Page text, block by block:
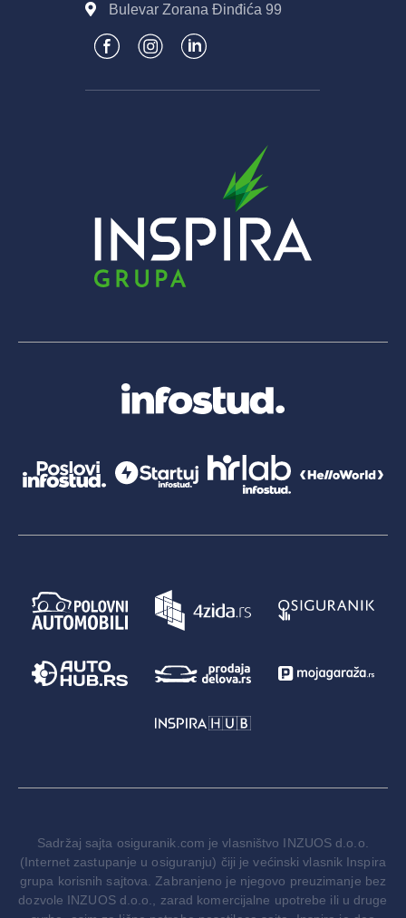
Bulevar Zorana Đinđića 99
Sadržaj sajta osiguranik.com je vlasništvo INZUOS d.o.o.
(Internet zastupanje u osiguranju) čiji je većinski vlasnik Inspira
grupa korisnih sajtova. Zabranjeno je njegovo preuzimanje bez
dozvole INZUOS d.o.o., zarad komercijalne upotrebe ili u druge